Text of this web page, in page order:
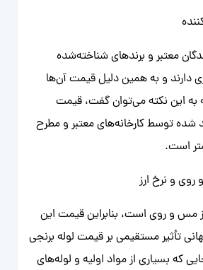
معتبر و برندهای شناخته‌شده
دارند و به همین دلیل قیمت آن‌ها
به این نکته می‌توان گفت، قیمت
شده توسط کارخانه‌های معتبر و مطرح
است.
و نرخ ارز
مس و روی است، بنابراین قیمت این
تأثیر مستقیمی بر قیمت لوله برنجی
که بسیاری از مواد اولیه و لوله‌های